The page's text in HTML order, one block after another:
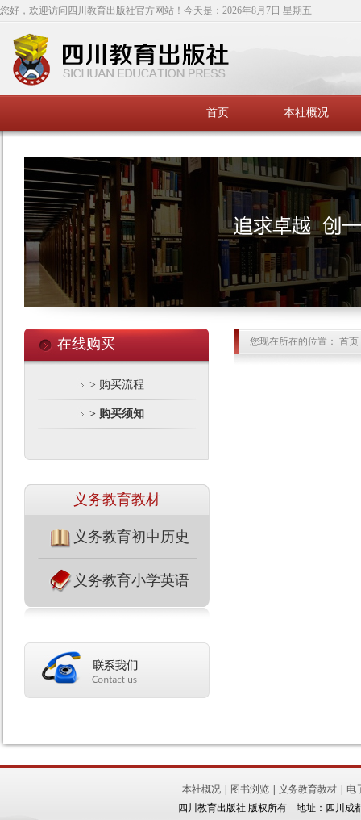
您好，欢迎访问四川教育出版社官方网站！今天是： 2026年8月7日 星期五
首页 本社概况
在线购买
> 购买流程
> 购买须知
义务教育教材
义务教育初中历史
义务教育小学英语
您现在所在的位置： 首
本社概况 图书浏览 义务教育教材
电
四川教育出版社 版权所有 地址：四川成